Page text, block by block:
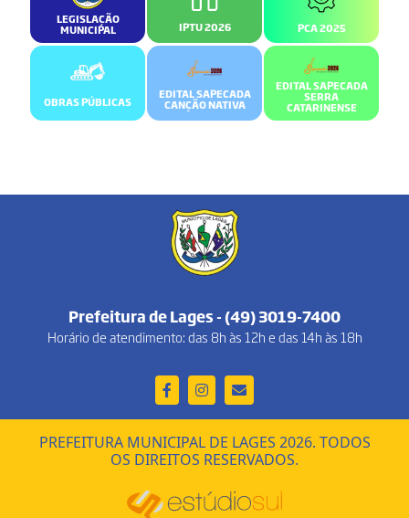
LEGISLAÇÃO
MUNICIPAL IPTU 2026 PCA 2025
OBRAS PÚBLICAS
EDITAL SAPECADA
CANÇÃO NATIVA
EDITAL SAPECADA
SERRA
CATARINENSE
Prefeitura de Lages - (49) 3019-7400
Horário de atendimento: das 8h às 12h e das 14h às 18h
PREFEITURA MUNICIPAL DE LAGES 2026. TODOS
OS DIREITOS RESERVADOS.